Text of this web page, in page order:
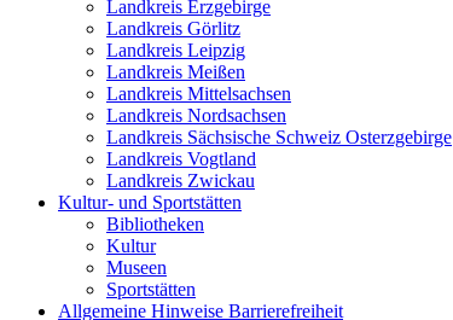
Landkreis Erzgebirge
Landkreis Görlitz
Landkreis Leipzig
Landkreis Meißen
Landkreis Mittelsachsen
Landkreis Nordsachsen
Landkreis Sächsische Schweiz Osterzgebirge
Landkreis Vogtland
Landkreis Zwickau
Kultur- und Sportstätten
Bibliotheken
Kultur
Museen
Sportstätten
Allgemeine Hinweise Barrierefreiheit